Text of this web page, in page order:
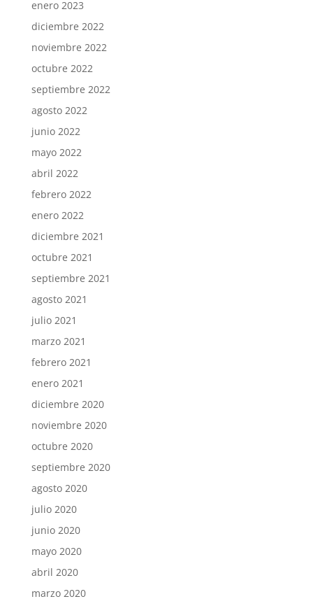
enero 2023
diciembre 2022
noviembre 2022
octubre 2022
septiembre 2022
agosto 2022
junio 2022
mayo 2022
abril 2022
febrero 2022
enero 2022
diciembre 2021
octubre 2021
septiembre 2021
agosto 2021
julio 2021
marzo 2021
febrero 2021
enero 2021
diciembre 2020
noviembre 2020
octubre 2020
septiembre 2020
agosto 2020
julio 2020
junio 2020
mayo 2020
abril 2020
marzo 2020